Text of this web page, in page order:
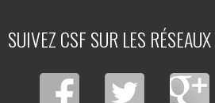
SUIVEZ CSF SUR LES